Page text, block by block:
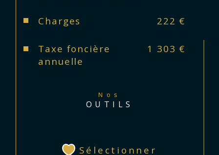
Charges 222 €
Taxe foncière
annuelle
1 303 €
Nos
OUTILS
Sélectionner